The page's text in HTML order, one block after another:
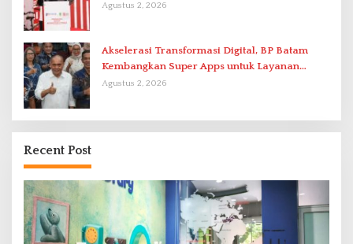
Agustus 2, 2026
Akselerasi Transformasi Digital, BP Batam
Kembangkan Super Apps untuk Layanan
Terpadu
Agustus 2, 2026
Recent Post